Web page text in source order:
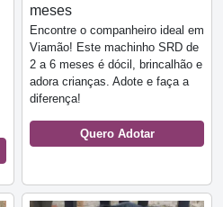
meses
Encontre o companheiro ideal em
Viamão! Este machinho SRD de
2 a 6 meses é dócil, brincalhão e
adora crianças. Adote e faça a
diferença!
Quero Adotar